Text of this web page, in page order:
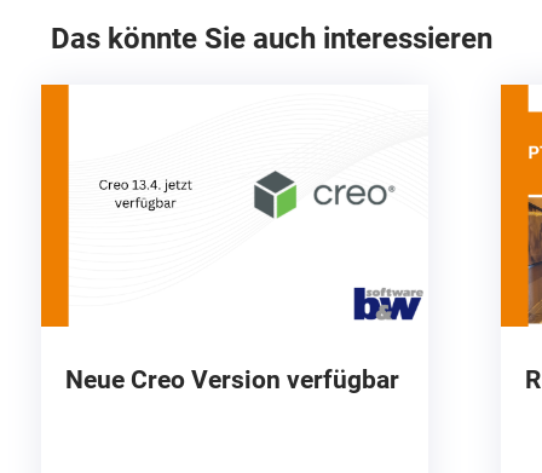
Das könnte Sie auch interessieren
Neue Creo Version verfügbar